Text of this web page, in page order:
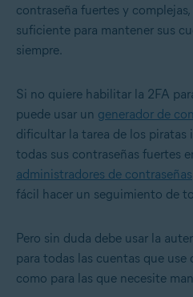
contraseña fuertes y
suficiente para mantener sus
siempre.
Si no quiere habilitar la 2FA
puede usar un generador de
dificultar la tarea de los piratas
todas sus contraseñas fuertes
administradores de contraseñas
fácil hacer un seguimiento de
Pero sin duda debe usar la
para todas las cuentas que use
como para las que necesite